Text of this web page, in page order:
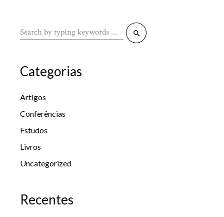
Search
for:
Categorias
Artigos
Conferências
Estudos
Livros
Uncategorized
Recentes